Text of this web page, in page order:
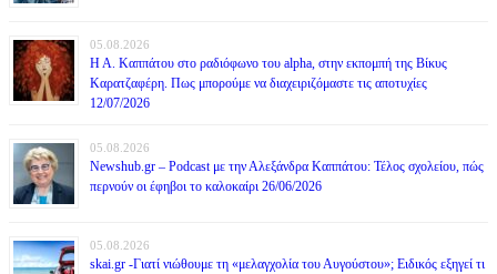
05.08.2026
Η Α. Καππάτου στο ραδιόφωνο του alpha, στην εκπομπή της Βίκυς
Καρατζαφέρη. Πως μπορούμε να διαχειριζόμαστε τις αποτυχίες
12/07/2026
05.08.2026
Newshub.gr – Podcast με την Αλεξάνδρα Καππάτου: Τέλος σχολείου, πώς
περνούν οι έφηβοι το καλοκαίρι 26/06/2026
05.08.2026
skai.gr -Γιατί νιώθουμε τη «μελαγχολία του Αυγούστου»; Ειδικός εξηγεί τι